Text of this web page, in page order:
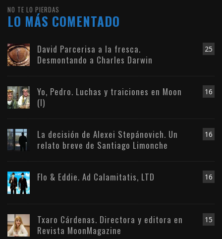
NO TE LO PIERDAS
LO MÁS COMENTADO
25
David Parcerisa a la fresca.
Desmontando a Charles Darwin
16
Yo, Pedro. Luchas y traiciones en Moon
(I)
16
La decisión de Alexei Stepánovich. Un
relato breve de Santiago Limonche
16
Flo & Eddie. Ad Calamitatis, LTD
15
Txaro Cárdenas. Directora y editora en
Revista MoonMagazine